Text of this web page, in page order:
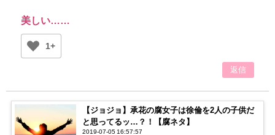
美しい……
1+
返信
【ジョジョ】承花の腐女子は徐倫を2人の子供だ
と思ってるッ…？！【腐ネタ】
2019-07-05 16:57:57